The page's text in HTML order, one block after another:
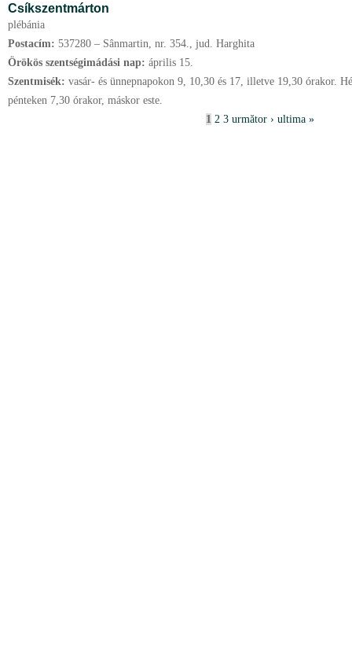
Csíkszentmárton
plébánia
Postacím: 537280 – Sânmartin, nr. 354., jud. Harghita
Örökös szentségimádási nap: április 15.
Szentmisék: vasár- és ünnepnapokon 9, 10,30 és 17, illetve 19,30 órakor.
pénteken 7,30 órakor, máskor este.
1 2 3 următor › ultima »